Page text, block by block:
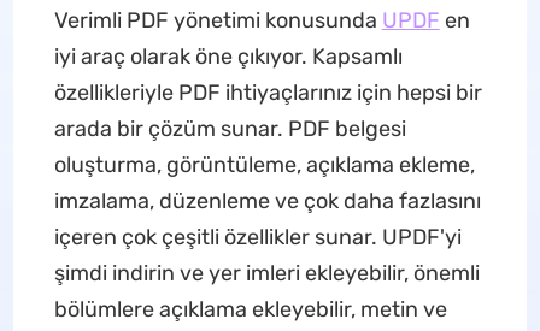
Verimli PDF yönetimi konusunda UPDF en
iyi araç olarak öne çıkıyor. Kapsamlı
özellikleriyle PDF ihtiyaçlarınız için hepsi bir
arada bir çözüm sunar. PDF belgesi
oluşturma, görüntüleme, açıklama ekleme,
imzalama, düzenleme ve çok daha fazlasını
içeren çok çeşitli özellikler sunar. UPDF'yi
şimdi indirin ve yer imleri ekleyebilir, önemli
bölümlere açıklama ekleyebilir, metin ve